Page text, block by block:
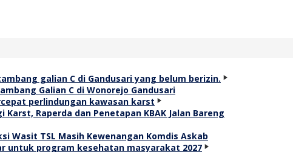
Galian C di Wonorejo Gandusari
Raperda dan Penetapan KBAK Jalan Bareng
Wasit TSL Masih Kewenangan Komdis Askab